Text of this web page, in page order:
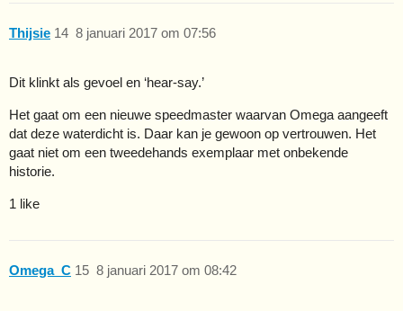
Thijsie 8 januari 2017 om 07:56
14
Dit klinkt als gevoel en ‘hear-say.’
Het gaat om een nieuwe speedmaster waarvan Omega aangeeft
dat deze waterdicht is. Daar kan je gewoon op vertrouwen. Het
gaat niet om een tweedehands exemplaar met onbekende
historie.
1 like
Omega_C 8 januari 2017 om 08:42
15